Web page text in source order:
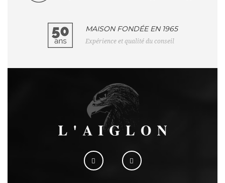
MAISON FONDÉE EN 1965
Expérience et qualité du conseil